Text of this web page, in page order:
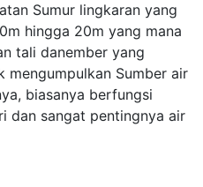
Sumur lingkaran yang
hingga 20m yang mana
tali danember yang
mengumpulkan Sumber air
biasanya berfungsi
dan sangat pentingnya air